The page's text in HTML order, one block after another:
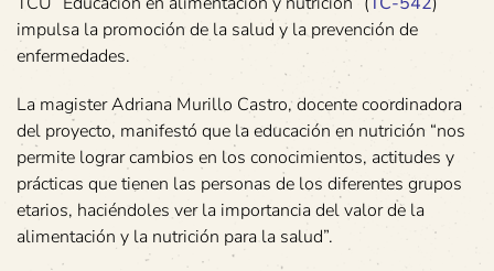
impulsa la promoción de la salud y la prevención de
enfermedades.
La magister Adriana Murillo Castro, docente coordinadora
del proyecto, manifestó que la educación en nutrición “nos
permite lograr cambios en los conocimientos, actitudes y
prácticas que tienen las personas de los diferentes grupos
etarios, haciéndoles ver la importancia del valor de la
alimentación y la nutrición para la salud”.